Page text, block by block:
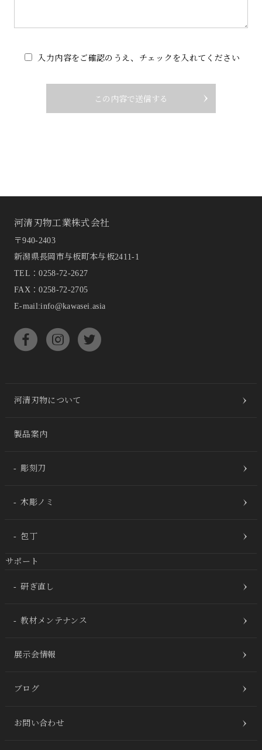
入力内容をご確認のうえ、チェックを入れてください
河清刃物工業株式会社
〒940-2403
新潟県長岡市与板町本与板2411-1
TEL：0258-72-2627
FAX：0258-72-2705
E-mail:info@kawasei.asia
河清刃物について
製品案内
彫刻刀
木彫ノミ
包丁
サポート
研ぎ直し
教材メンテナンス
展示会情報
ブログ
お問い合わせ